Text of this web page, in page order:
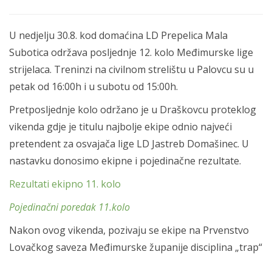
U nedjelju 30.8. kod domaćina LD Prepelica Mala
Subotica održava posljednje 12. kolo Međimurske lige
strijelaca. Treninzi na civilnom strelištu u Palovcu su u
petak od 16:00h i u subotu od 15:00h.
Pretposljednje kolo održano je u Draškovcu proteklog
vikenda gdje je titulu najbolje ekipe odnio najveći
pretendent za osvajača lige LD Jastreb Domašinec. U
nastavku donosimo ekipne i pojedinačne rezultate.
Rezultati ekipno 11. kolo
Pojedinačni poredak 11.kolo
Nakon ovog vikenda, pozivaju se ekipe na Prvenstvo
Lovačkog saveza Međimurske županije disciplina „trap“